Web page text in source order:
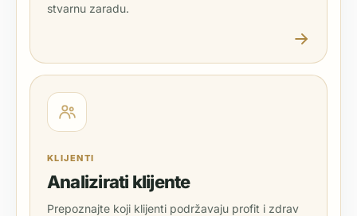
stvarnu zaradu.
KLIJENTI
Analizirati klijente
Prepoznajte koji klijenti podržavaju profit i zdrav